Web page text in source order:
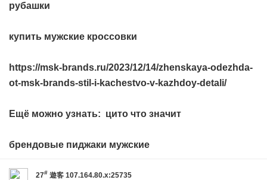
рубашки
купить мужские кроссовки
https://msk-brands.ru/2023/12/14/zhenskaya-odezhda-
ot-msk-brands-stil-i-kachestvo-v-kazhdoy-detali/
Ещё можно узнать: цито что значит
брендовые пиджаки мужские
27# 遊客 107.164.80.x:25735